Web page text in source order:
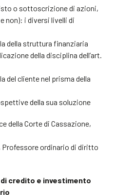
o sottoscrizione di azioni,
non): i diversi livelli di
della struttura finanziaria
della disciplina dell’art.
del cliente nel prisma della
della sua soluzione
della Corte di Cassazione,
ordinario di diritto
credito e investimento